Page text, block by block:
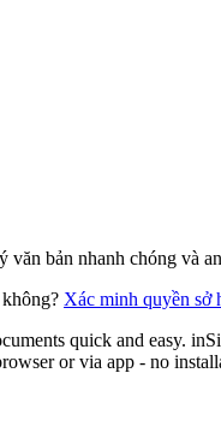
bản nhanh chóng và
Xác minh quyền sở
quick and easy.
or via app - no